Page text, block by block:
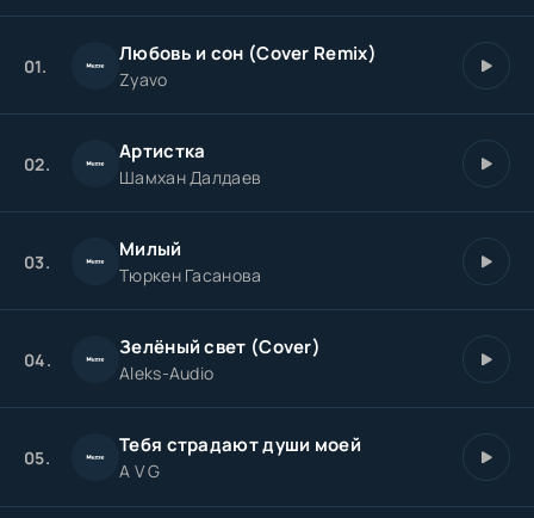
01. Любовь и сон (Cover Remix)
Zyavo
02. Артистка
Шамхан Далдаев
03. Милый
Тюркен Гасанова
04. Зелёный свет (Cover)
Aleks-Audio
05. Тебя страдают души моей
A V G